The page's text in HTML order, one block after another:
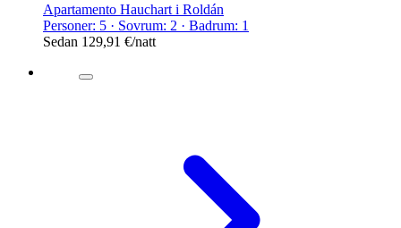
Apartamento Hauchart i Roldán
Personer: 5 · Sovrum: 2 · Badrum: 1
Sedan 129,91 €/natt